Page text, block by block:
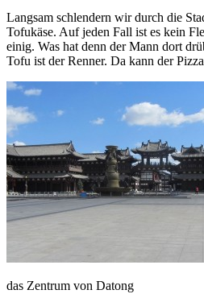
Langsam schlendern wir durch die
Tofukäse. Auf jeden Fall ist es kein
einig. Was hat denn der Mann dort
Tofu ist der Renner. Da kann der
das Zentrum von Datong